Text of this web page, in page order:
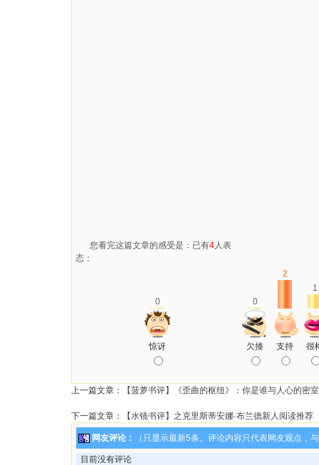
您看完这篇文章的感受是：已有4人表
态：
0 0
2
1
惊讶 欠揍 支持 很
上一篇文章： 【菠萝书评】《歪曲的枢纽》：你是谁与人心的密
下一篇文章： 【水镜书评】之克里斯蒂安娜·布兰德新人阅读推荐
网友评论： （只显示最新5条。评论内容只代表网友观点，
目前没有评论